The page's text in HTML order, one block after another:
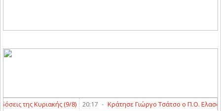
της Κυριακής (9/8) 20:17 - Κράτησε Γιώργο Τσάτσο ο Π.Ο. Ελασσόνας